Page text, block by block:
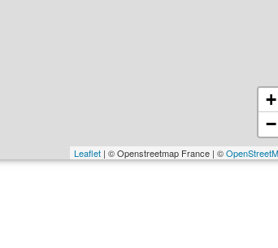
+
−
Leaflet| © Openstreetmap France | ©